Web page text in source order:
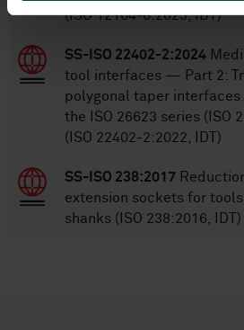
(ISO 12164-6:2023, IDT)
SS-ISO 22402-2:2024
tool interfaces — Part 2:
polygonal taper
the ISO 26623 series (ISO
(ISO 22402-2:2022, IDT)
SS-ISO 238:2017
extension sockets for
shanks (ISO 238:2016, IDT)